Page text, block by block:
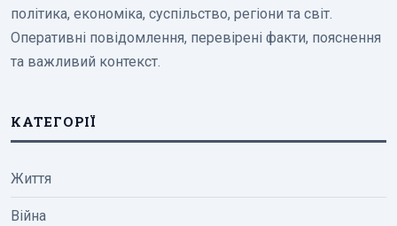
політика, економіка, суспільство, регіони та світ.
Оперативні повідомлення, перевірені факти, пояснення
та важливий контекст.
КАТЕГОРІЇ
Життя
Війна